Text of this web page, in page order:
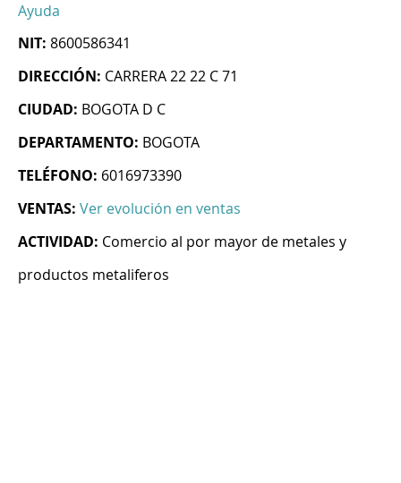
Ayuda
NIT: 8600586341
DIRECCIÓN: CARRERA 22 22 C 71
CIUDAD: BOGOTA D C
DEPARTAMENTO: BOGOTA
TELÉFONO: 6016973390
VENTAS: Ver evolución en ventas
ACTIVIDAD: Comercio al por mayor de metales y
productos metaliferos